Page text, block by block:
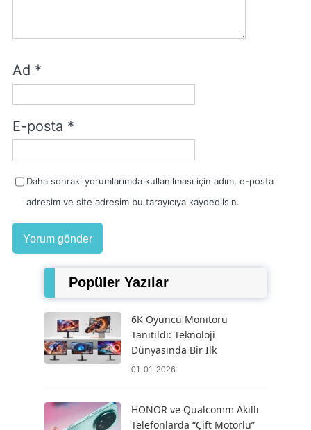
Ad *
E-posta *
Daha sonraki yorumlarımda kullanılması için adım, e-posta
adresim ve site adresim bu tarayıcıya kaydedilsin.
Popüler Yazılar
6K Oyuncu Monitörü
Tanıtıldı: Teknoloji
Dünyasında Bir İlk
01-01-2026
HONOR ve Qualcomm Akıllı
Telefonlarda “Çift Motorlu”